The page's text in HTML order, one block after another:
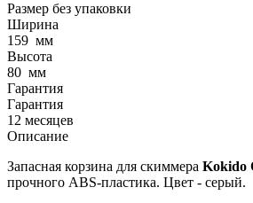
Размер без упаковки
Ширина
159 мм
Высота
80 мм
Гарантия
Гарантия
12 месяцев
Описание
Запасная корзина для скиммера Kokido
прочного ABS-пластика. Цвет - серый.